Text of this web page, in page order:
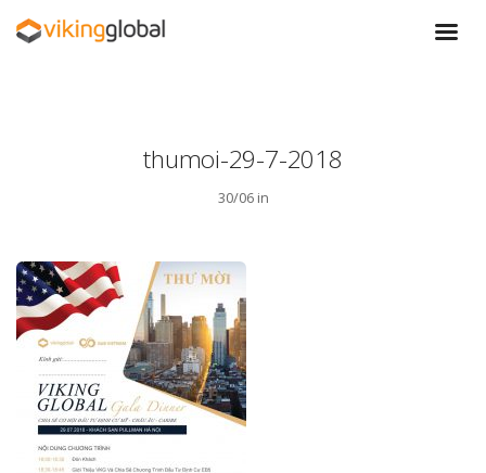
thumoi-29-7-2018
30/06 in